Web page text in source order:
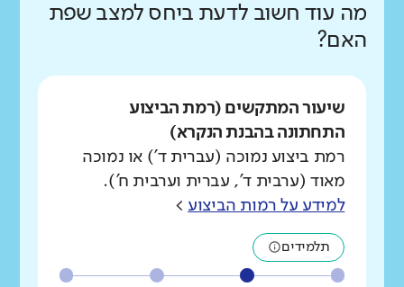
מה עוד חשוב לדעת ביחס למצב שפת
האם?
שיעור המתקשים (רמת הביצוע
התחתונה בהבנת הנקרא)
רמת ביצוע נמוכה (עברית ד') או נמוכה
מאוד (ערבית ד', עברית וערבית ח').
למידע על רמות הביצוע >
תלמידים